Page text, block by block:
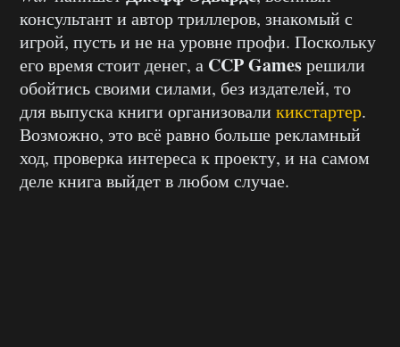
консультант и автор триллеров, знакомый с
игрой, пусть и не на уровне профи. Поскольку
его время стоит денег, а CCP Gamesрешили
обойтись своими силами, без издателей, то
для выпуска книги организовали кикстартер.
Возможно, это всё равно больше рекламный
ход, проверка интереса к проекту, и на самом
деле книга выйдет в любом случае.